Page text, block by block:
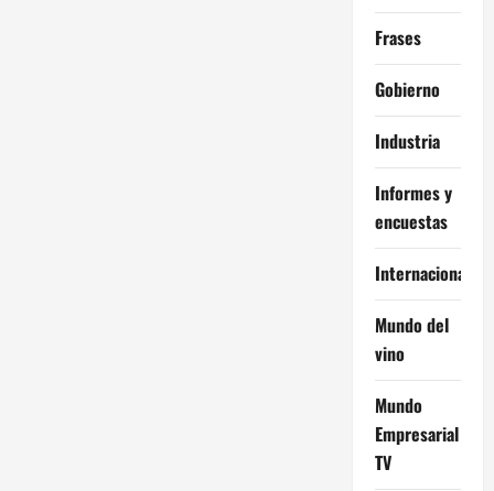
Frases
Gobierno
Industria
Informes y
encuestas
Internacional
Mundo del
vino
Mundo
Empresarial
TV